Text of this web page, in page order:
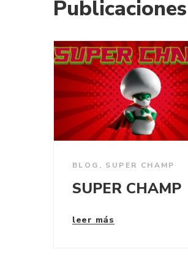
BLOG , SUPER CHAMP
SUPER CHAMP
leer más